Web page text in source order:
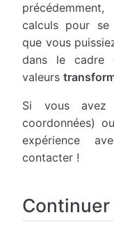
calculs pour se
que vous
dans le cadre
valeurs
Si vous avez
coordonnées)
expérience
contacter !